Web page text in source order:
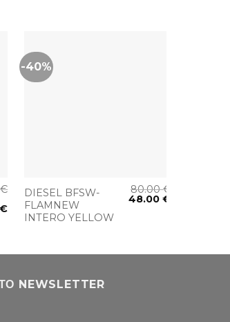
€
€
-40%
DIESEL BFSW-
FLAMNEW
INTERO YELLOW
80.00€
48.00€
NEWSLETTER